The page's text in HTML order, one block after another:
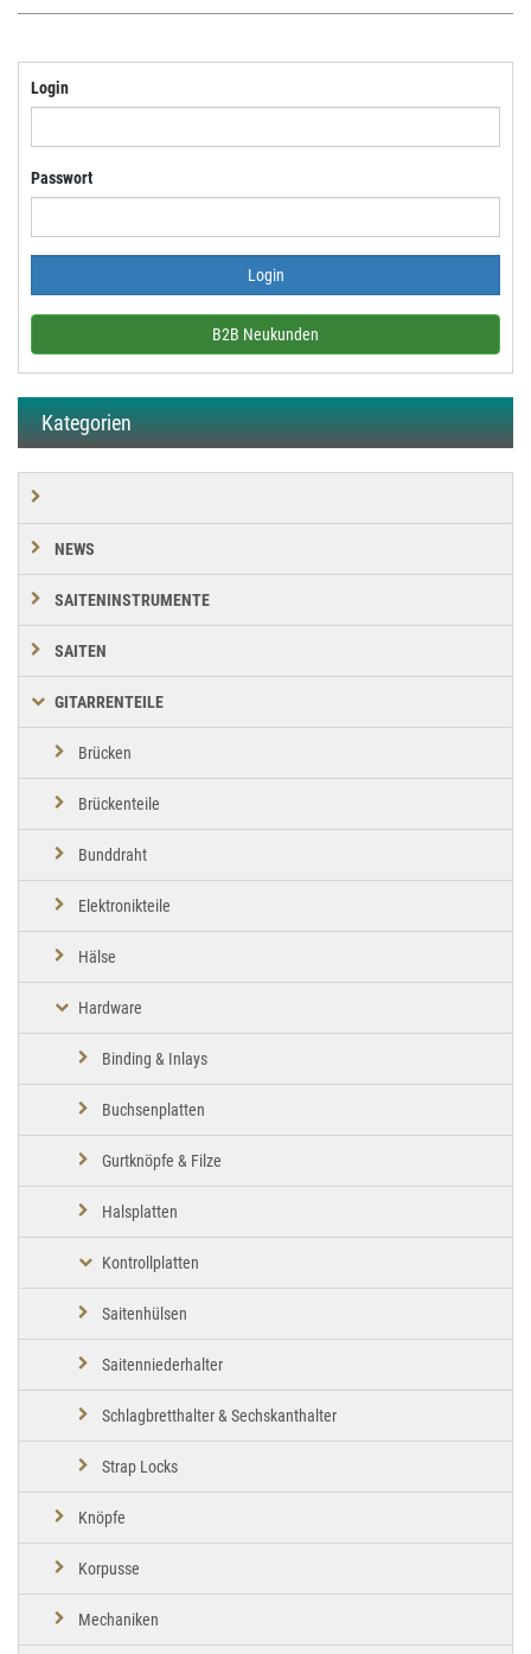
Login
Passwort
B2B Neukunden
Kategorien
NEWS
SAITENINSTRUMENTE
SAITEN
GITARRENTEILE
Brücken
Brückenteile
Bunddraht
Elektronikteile
Hälse
Hardware
Binding & Inlays
Buchsenplatten
Gurtknöpfe & Filze
Halsplatten
Kontrollplatten
Saitenhülsen
Saitenniederhalter
Schlagbretthalter & Sechskanthalter
Strap Locks
Knöpfe
Korpusse
Mechaniken